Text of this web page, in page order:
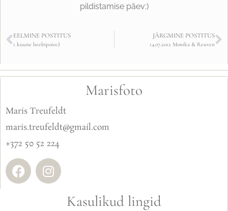
pildistamise päev:)
EELMINE POSTITUS
1 kuune beebipoiss:)
JÄRGMINE POSTITUS
14.07.2012 Monika & Reuven
Marisfoto
Maris Treufeldt
maris.treufeldt@gmail.com
+372 50 52 224
Kasulikud lingid